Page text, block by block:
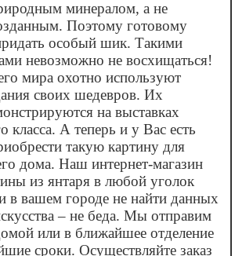
минералом, а не
Поэтому готовому
особый шик. Такими
невозможно не восхищаться!
мира охотно используют
своих шедевров. Их
на выставках
класса. А теперь и у Вас есть
такую картину для
дома. Наш интернет-магазин
из янтаря в любой уголок
в вашем городе не найти данных
– не беда. Мы отправим
или в ближайшее отделение
сроки. Осуществляйте заказ